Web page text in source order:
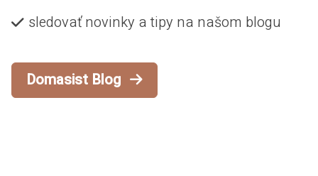
sledovať novinky a tipy na našom blogu
Domasist Blog